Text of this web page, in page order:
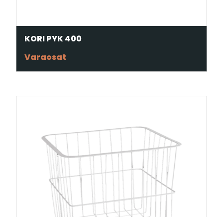
KORI PYK 400
Varaosat